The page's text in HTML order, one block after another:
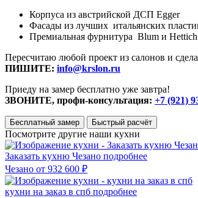
Корпуса из австрийской ДСП Egger
Фасады из лучших итальянских
Премиальная фурнитура Blum и Hettich
Пересчитаю любой проект из салонов и
ПИШИТЕ: info@krslon.ru
Приеду на замер бесплатно уже завтра!
ЗВОНИТЕ, профи-консультация: +7 (921)
Бесплатный замер Быстрый расчёт
Посмотрите другие наши кухни
Заказать кухню Чезано подробнее
Чезано от 932 600 ₽
кухни на заказ в спб подробнее